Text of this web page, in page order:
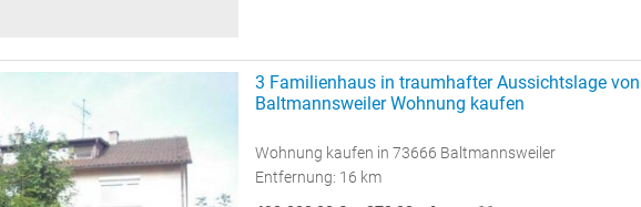
3 Familienhaus in traumhafter Aussichtslage von
Baltmannsweiler Wohnung kaufen
Wohnung kaufen in 73666 Baltmannsweiler
Entfernung: 16 km